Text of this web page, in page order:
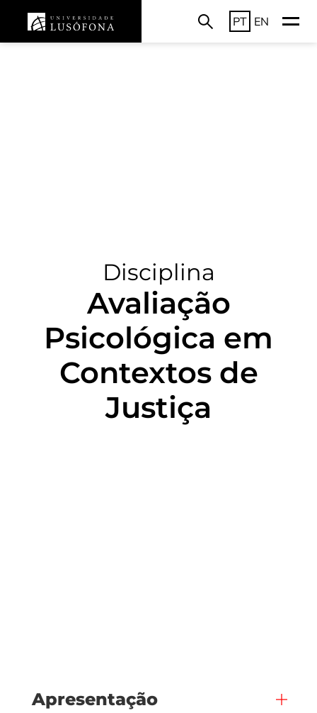
PT EN
Disciplina
Avaliação
Psicológica em
Contextos de
Justiça
Apresentação